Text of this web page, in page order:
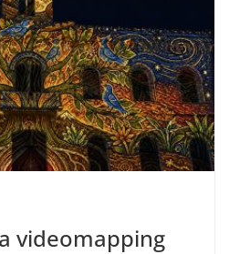
videomapping